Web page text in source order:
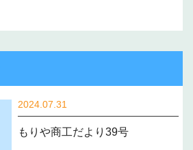
2024.07.31
もりや商工だより39号